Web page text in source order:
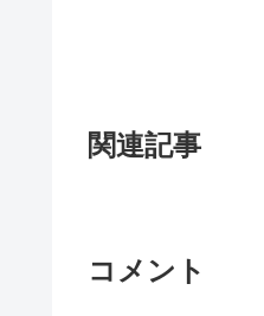
関連記事
コメント